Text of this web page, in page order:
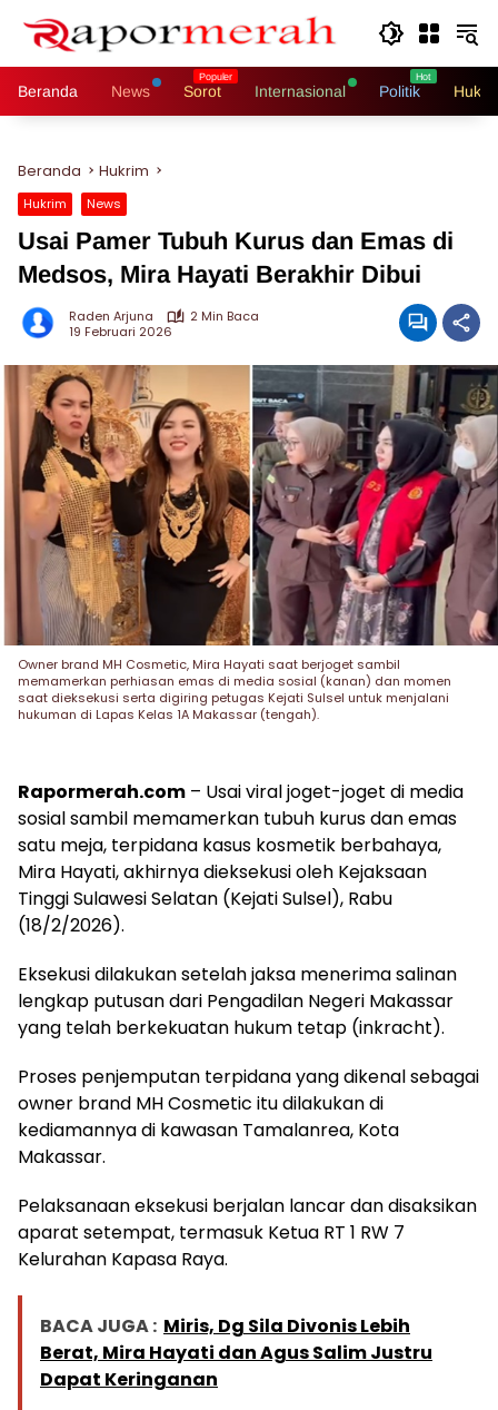
Beranda News Sorot Internasional Politik
Beranda Hukrim
Hukrim News
Usai Pamer Tubuh Kurus dan Emas di
Medsos, Mira Hayati Berakhir Dibui
Raden Arjuna
2 Min Baca
19 Februari 2026
Owner brand MH Cosmetic, Mira Hayati saat berjoget sambil
memamerkan perhiasan emas di media sosial (kanan) dan momen
saat dieksekusi serta digiring petugas Kejati Sulsel untuk menjalani
hukuman di Lapas Kelas 1A Makassar (tengah).
Rapormerah.com – Usai viral joget-joget di media
sosial sambil memamerkan tubuh kurus dan emas
satu meja, terpidana kasus kosmetik berbahaya,
Mira Hayati, akhirnya dieksekusi oleh Kejaksaan
Tinggi Sulawesi Selatan (Kejati Sulsel), Rabu
(18/2/2026).
Eksekusi dilakukan setelah jaksa menerima salinan
lengkap putusan dari Pengadilan Negeri Makassar
yang telah berkekuatan hukum tetap (inkracht).
Proses penjemputan terpidana yang dikenal sebagai
owner brand MH Cosmetic itu dilakukan di
kediamannya di kawasan Tamalanrea, Kota
Makassar.
Pelaksanaan eksekusi berjalan lancar dan disaksikan
aparat setempat, termasuk Ketua RT 1 RW 7
Kelurahan Kapasa Raya.
BACA JUGA : Miris, Dg Sila Divonis Lebih
Berat, Mira Hayati dan Agus Salim Justru
Dapat Keringanan